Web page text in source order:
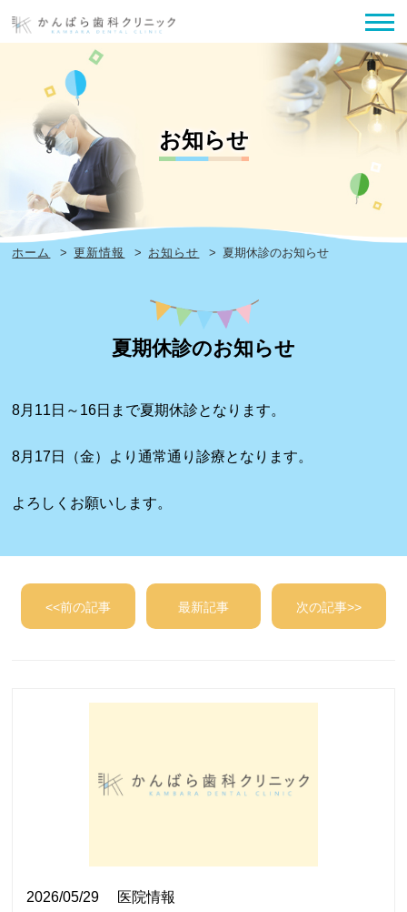
お知らせ
ホーム > 更新情報 > お知らせ > 夏期休診のお知らせ
夏期休診のお知らせ
8月11日～16日まで夏期休診となります。
8月17日（金）より通常通り診療となります。
よろしくお願いします。
<<前の記事 最新記事 次の記事>>
2026/05/29
医院情報